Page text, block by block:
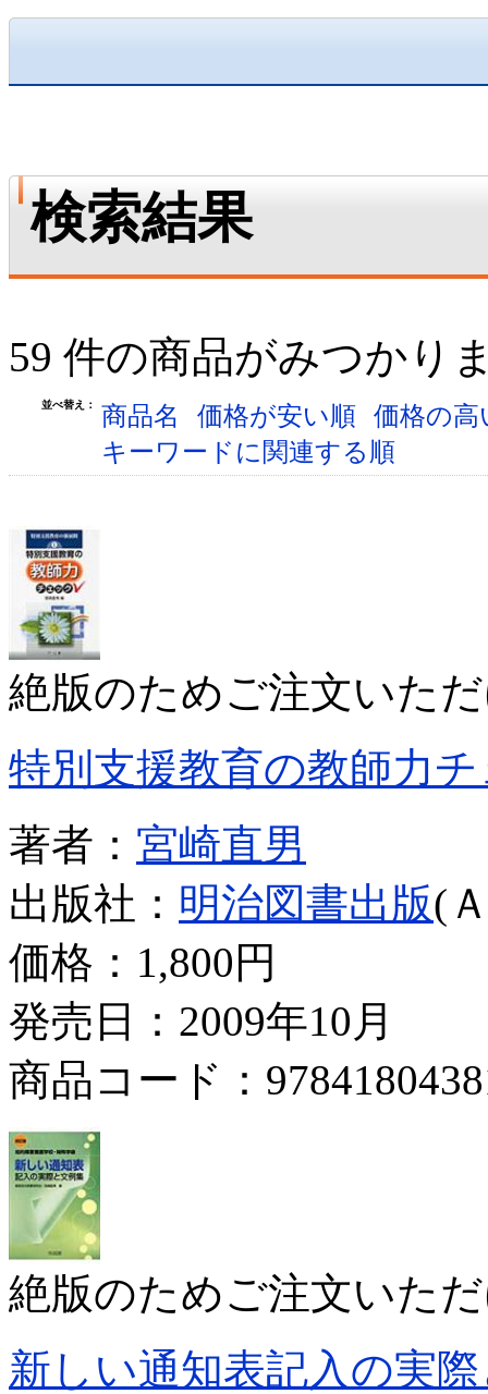
検索結果
59 件の商品がみつかり
並べ替え： 商品名 価格が安い順 価格の
キーワードに関連する順
絶版のためご注文いた
特別支援教育の教師力
著者： 宮崎直男
出版社： 明治図書出版(
価格： 1,800円
発売日：2009年10月
商品コード：
絶版のためご注文いた
新しい通知表記入の実